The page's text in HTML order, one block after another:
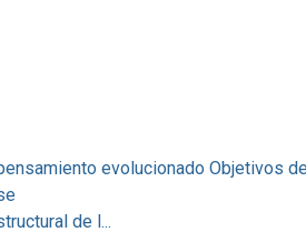
evolucionado Objetivos
de l...